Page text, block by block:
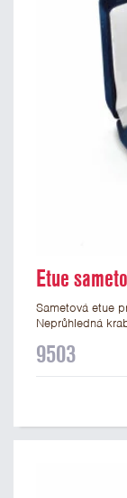
Etue
Sametová etue
Neprůhledná
vhodné pro
9503